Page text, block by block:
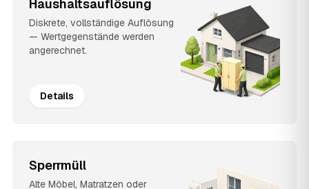
Haushaltsauflösung
Diskrete, vollständige Auflösung
— Wertgegenstände werden
angerechnet.
Details
Sperrmüll
Alte Möbel, Matratzen oder